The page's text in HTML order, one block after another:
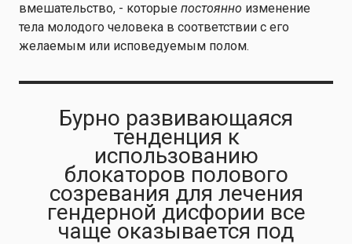
вмешательство, - которые постоянно изменение
тела молодого человека в соответствии с его
желаемым или исповедуемым полом.
Бурно развивающаяся
тенденция к
использованию
блокаторов полового
созревания для лечения
гендерной дисфории все
чаще оказывается под